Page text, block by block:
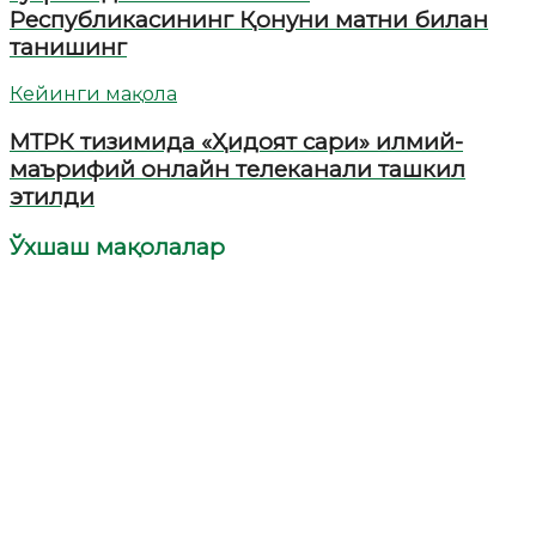
Республикасининг Қонуни матни билан
танишинг
Кейинги мақола
МТРК тизимида «Ҳидоят сари» илмий-
маърифий онлайн телеканали ташкил
этилди
Ўхшаш мақолалар